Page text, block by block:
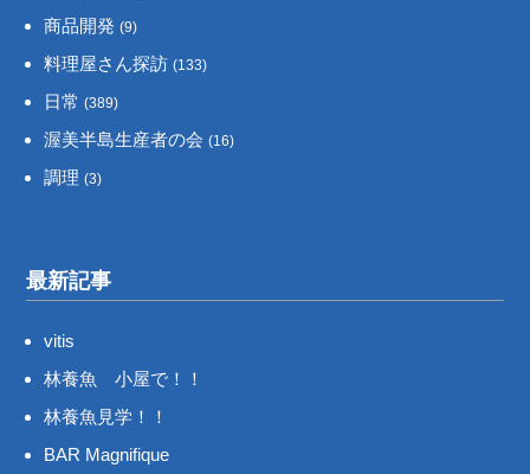
商品開発(9)
料理屋さん探訪(133)
日常(389)
渥美半島生産者の会(16)
調理(3)
最新記事
vitis
林養魚 小屋で！！
林養魚見学！！
BAR Magnifique